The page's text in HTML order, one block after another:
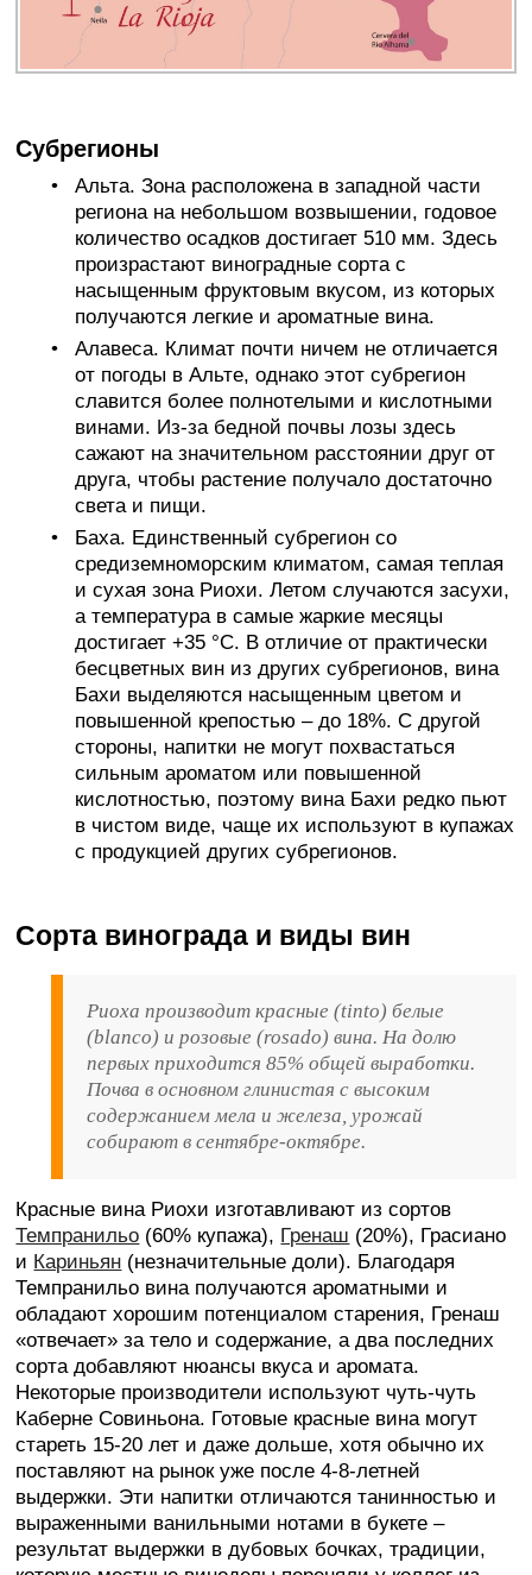
Субрегионы
Альта. Зона расположена в западной части
региона на небольшом возвышении, годовое
количество осадков достигает 510 мм. Здесь
произрастают виноградные сорта с
насыщенным фруктовым вкусом, из которых
получаются легкие и ароматные вина.
Алавеса. Климат почти ничем не отличается
от погоды в Альте, однако этот субрегион
славится более полнотелыми и кислотными
винами. Из-за бедной почвы лозы здесь
сажают на значительном расстоянии друг от
друга, чтобы растение получало достаточно
света и пищи.
Баха. Единственный субрегион со
средиземноморским климатом, самая теплая
и сухая зона Риохи. Летом случаются засухи,
а температура в самые жаркие месяцы
достигает +35 °C. В отличие от практически
бесцветных вин из других субрегионов, вина
Бахи выделяются насыщенным цветом и
повышенной крепостью – до 18%. С другой
стороны, напитки не могут похвастаться
сильным ароматом или повышенной
кислотностью, поэтому вина Бахи редко пьют
в чистом виде, чаще их используют в купажах
с продукцией других субрегионов.
Сорта винограда и виды вин
Риоха производит красные (tinto) белые
(blanco) и розовые (rosado) вина. На долю
первых приходится 85% общей выработки.
Почва в основном глинистая с высоким
содержанием мела и железа, урожай
собирают в сентябре-октябре.
Красные вина Риохи изготавливают из сортов
Темпранильо (60% купажа), Гренаш (20%), Грасиано
и Кариньян (незначительные доли). Благодаря
Темпранильо вина получаются ароматными и
обладают хорошим потенциалом старения, Гренаш
«отвечает» за тело и содержание, а два последних
сорта добавляют нюансы вкуса и аромата.
Некоторые производители используют чуть-чуть
Каберне Совиньона. Готовые красные вина могут
стареть 15-20 лет и даже дольше, хотя обычно их
поставляют на рынок уже после 4-8-летней
выдержки. Эти напитки отличаются танинностью и
выраженными ванильными нотами в букете –
результат выдержки в дубовых бочках, традиции,